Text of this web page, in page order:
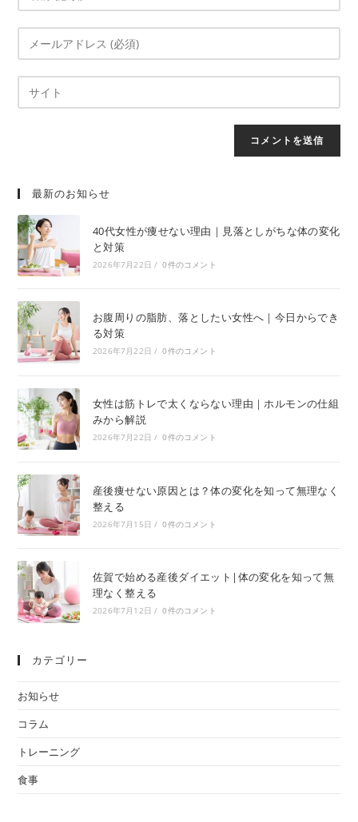
最新のお知らせ
40代女性が痩せない理由｜見落としがちな体の変化
と対策
2026年7月22日 / 0件のコメント
お腹周りの脂肪、落としたい女性へ｜今日からでき
る対策
2026年7月22日 / 0件のコメント
女性は筋トレで太くならない理由｜ホルモンの仕組
みから解説
2026年7月22日 / 0件のコメント
産後痩せない原因とは？体の変化を知って無理なく
整える
2026年7月15日 / 0件のコメント
佐賀で始める産後ダイエット|体の変化を知って無
理なく整える
2026年7月12日 / 0件のコメント
カテゴリー
お知らせ
コラム
トレーニング
食事